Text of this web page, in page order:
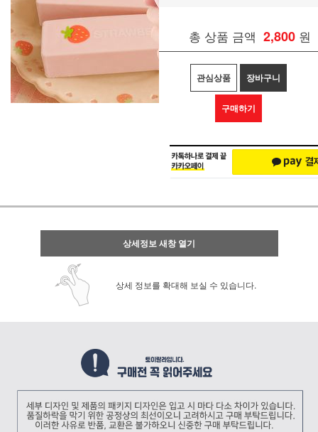
총 상품 금액 2,800 원
관심상품 장바구니
구매하기
상세정보 새창 열기
상세 정보를 확대해 보실 수 있습니다.